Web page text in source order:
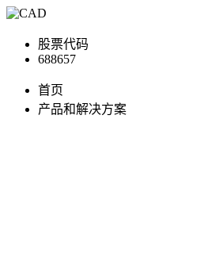
股票代码
688657
首页
产品和解决方案